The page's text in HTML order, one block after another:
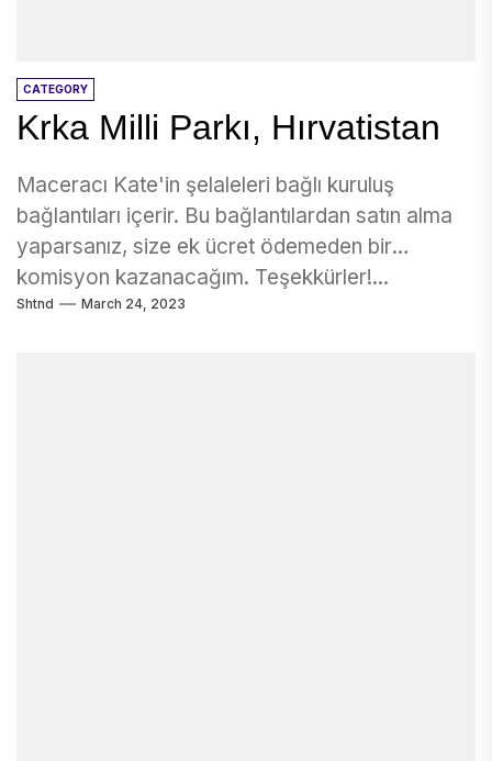
CATEGORY
Krka Milli Parkı, Hırvatistan
Maceracı Kate'in şelaleleri bağlı kuruluş
bağlantıları içerir. Bu bağlantılardan satın alma
yaparsanız, size ek ücret ödemeden bir
komisyon kazanacağım. Teşekkürler!...
Shtnd March 24, 2023